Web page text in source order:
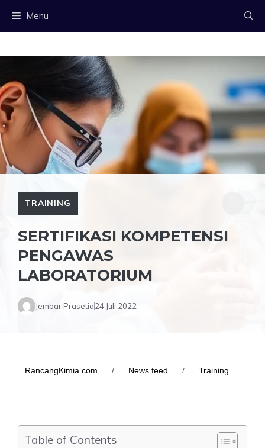
Menu
TRAINING
SERTIFIKASI KOMPETENSI
PENGAWAS
LABORATORIUM
Jembar Prasetia24 Juli 2022
RancangKimia.com / News feed / Training
Table of Contents